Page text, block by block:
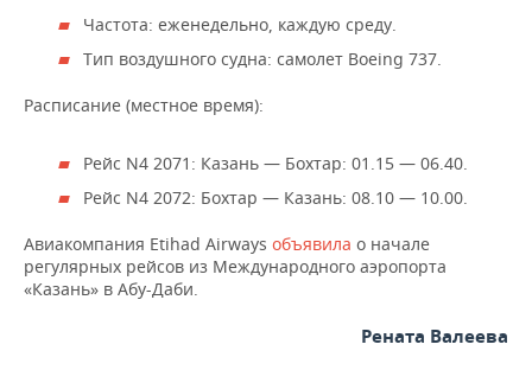
ВОДНЫЕ ВИДЫ СПОРТА
ХОККЕЙ С МЯЧОМ
ПРОИСШЕСТВИЯ
Частота: еженедельно, каждую среду.
Тип воздушного судна: самолет Boeing 737.
Расписание (местное время):
Рейс N4 2071: Казань — Бохтар: 01.15 — 06.40.
Рейс N4 2072: Бохтар — Казань: 08.10 — 10.00.
Авиакомпания Etihad Airways объявила о начале
регулярных рейсов из Международного аэропорта
«Казань» в Абу-Даби.
Рената Валеева